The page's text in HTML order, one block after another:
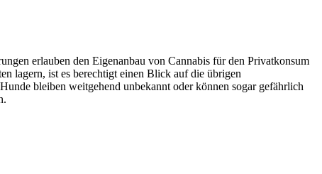
erlauben den Eigenanbau von Cannabis für den Privatkonsum
lagern, ist es berechtigt einen Blick auf die übrigen
bleiben weitgehend unbekannt oder können sogar gefährlich